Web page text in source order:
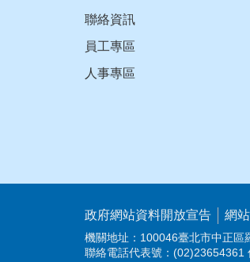
聯絡資訊
員工專區
人事專區
政府網站資料開放宣告 網
機關地址：100046臺北市中正區
聯絡電話代表號：(02)23654361